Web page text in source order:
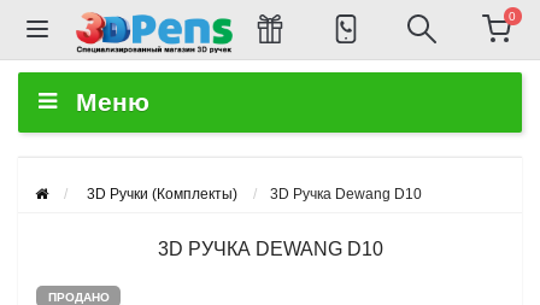
0
Меню
3D Ручки (Комплекты) 3D Ручка Dewang D10
3D РУЧКА DEWANG D10
ПРОДАНО